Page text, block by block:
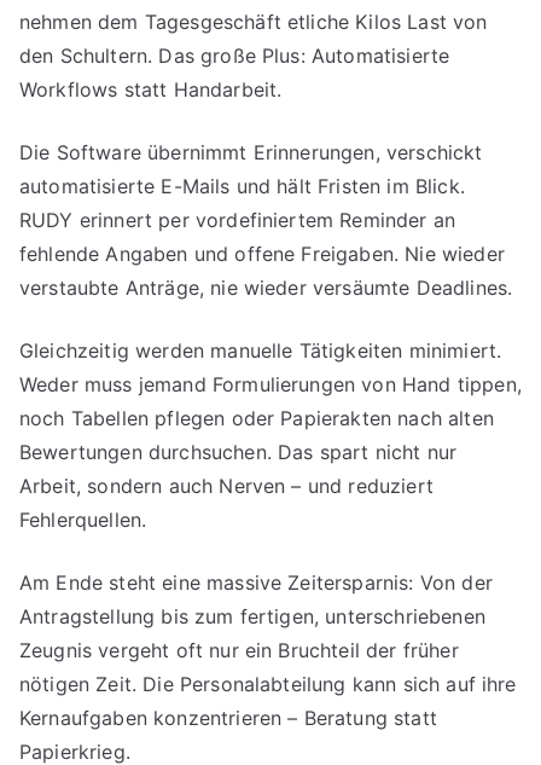
nehmen dem Tagesgeschäft etliche Kilos Last von
den Schultern. Das große Plus: Automatisierte
Workflows statt Handarbeit.
Die Software übernimmt Erinnerungen, verschickt
automatisierte E-Mails und hält Fristen im Blick.
RUDY erinnert per vordefiniertem Reminder an
fehlende Angaben und offene Freigaben. Nie wieder
verstaubte Anträge, nie wieder versäumte Deadlines.
Gleichzeitig werden manuelle Tätigkeiten minimiert.
Weder muss jemand Formulierungen von Hand tippen,
noch Tabellen pflegen oder Papierakten nach alten
Bewertungen durchsuchen. Das spart nicht nur
Arbeit, sondern auch Nerven – und reduziert
Fehlerquellen.
Am Ende steht eine massive Zeitersparnis: Von der
Antragstellung bis zum fertigen, unterschriebenen
Zeugnis vergeht oft nur ein Bruchteil der früher
nötigen Zeit. Die Personalabteilung kann sich auf ihre
Kernaufgaben konzentrieren – Beratung statt
Papierkrieg.